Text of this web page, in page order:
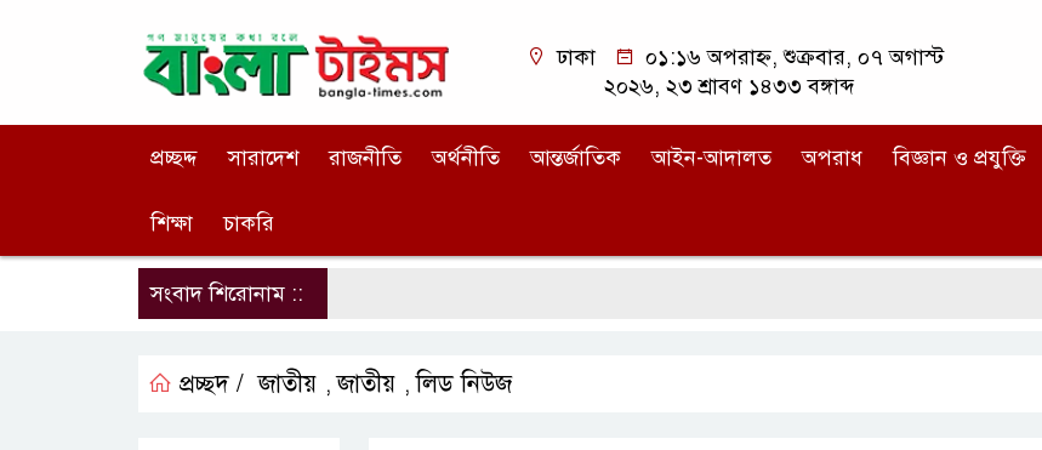
ঢাকা
০১:১৬ অপরাহ্ন, শুক্রবার, ০৭ অগাস্ট
২০২৬, ২৩ শ্রাবণ ১৪৩৩ বঙ্গাব্দ
প্রচ্ছদ্দ সারাদেশ রাজনীতি অর্থনীতি আন্তর্জাতিক আইন-আদালত অপরাধ বিজ্ঞান ও প্রযুক্তি
শিক্ষা চাকরি
সংবাদ শিরোনাম ::
প্রচ্ছদ / জাতীয় ,জাতীয় ,লিড নিউজ